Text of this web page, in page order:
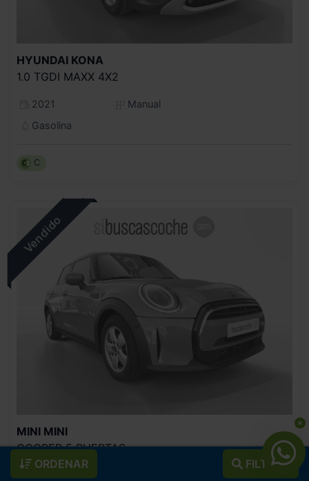
ORDENAR FILTROS
HYUNDAI KONA
1.0 TGDI MAXX 4X2
2021
Manual
Gasolina
C
MINI MINI
COOPER 5 PUERTAS
2022